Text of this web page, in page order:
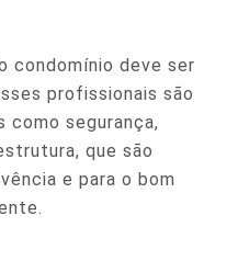
condomínio deve ser
profissionais são
como segurança,
que são
e para o bom